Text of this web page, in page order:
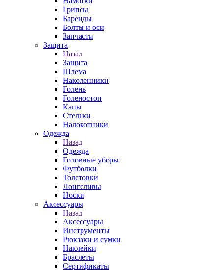
Грипсы
Баренды
Болты и оси
Запчасти
Защита
Назад
Защита
Шлема
Наколенники
Голень
Голеностоп
Капы
Стельки
Налокотники
Одежда
Назад
Одежда
Головные уборы
Футболки
Толстовки
Лонгсливы
Носки
Аксессуары
Назад
Аксессуары
Инструменты
Рюкзаки и сумки
Наклейки
Браслеты
Сертификаты